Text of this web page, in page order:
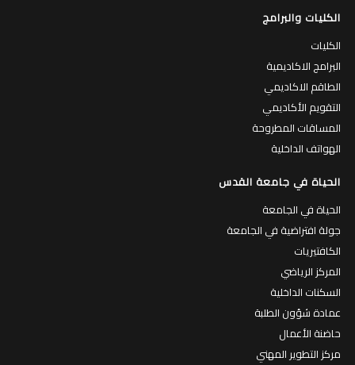
الكليات والبرامج
الكليات
البرامج الاكاديمية
الطاقم الاكاديمي
التقويم الأكاديمي
المساقات المطروحة
الهواتف الداخلية
الحياة في جامعة القدس
الحياة في الجامعة
جولة افتراضية في الجامعة
الكافتيريات
المركز الرياضي
السكنات الداخلية
عمادة شؤون الطلبة
حاضنة الأعمال
مركز التطوير المهني